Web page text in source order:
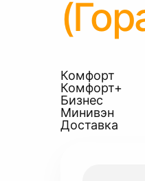
Комфорт
Комфорт+
Бизнес
Минивэн
Доставка